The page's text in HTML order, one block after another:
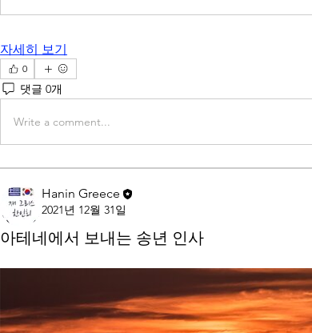
자세히 보기
0
댓글 0개
Write a comment...
Hanin Greece
2021년 12월 31일
아테네에서 보내는 송년 인사